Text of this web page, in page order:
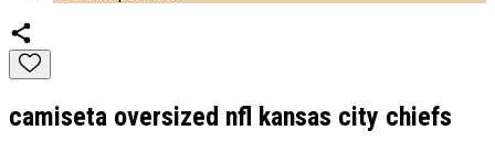
camiseta oversized nfl kansas city chiefs